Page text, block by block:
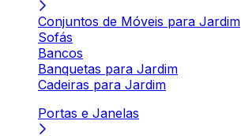
Conjuntos de Móveis para Jardim
Sofás
Bancos
Banquetas para Jardim
Cadeiras para Jardim
Portas e Janelas